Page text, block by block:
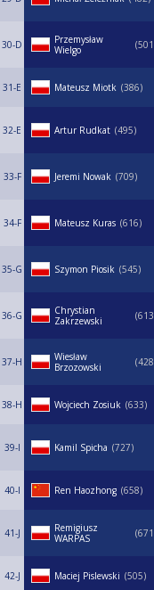
30-D
Przemysław
Wielgo
501
31-E Mateusz Miotk 386
32-E Artur Rudkat 495
33-F Jeremi Nowak 709
34-F Mateusz Kuras 616
35-G Szymon Piosik 545
36-G
Chrystian
Zakrzewski
613
37-H
Wiesław
Brzozowski
428
38-H Wojciech Zosiuk 633
39-I Kamil Spicha 727
40-I Ren Haozhong 658
41-J
Remigiusz
WARPAS
671
42-J Maciej Pislewski 505